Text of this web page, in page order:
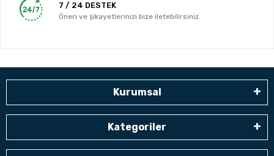
7 / 24 DESTEK
Öneri ve şikayetlerinizi bize iletebilirsiniz.
Kurumsal
Kategoriler